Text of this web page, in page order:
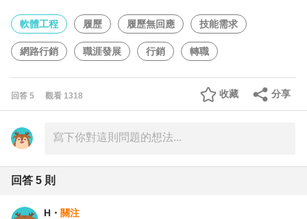
軟體工程 履歷 履歷無回應 技能需求
網路行銷 職涯發展 行銷 轉職
回答 5 觀看 1318 分享
收藏
回答 5 則
H ・ 關注